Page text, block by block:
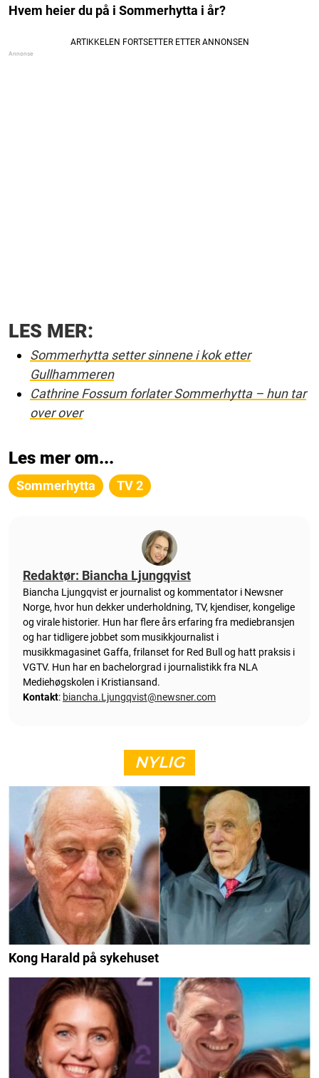
Hvem heier du på i Sommerhytta i år?
LES MER:
Sommerhytta setter sinnene i kok etter
Gullhammeren
Cathrine Fossum forlater Sommerhytta – hun tar
over over
Les mer om...
Sommerhytta TV 2
Redaktør: Biancha Ljungqvist
Biancha Ljungqvist er journalist og kommentator i Newsner
Norge, hvor hun dekker underholdning, TV, kjendiser, kongelige
og virale historier. Hun har flere års erfaring fra mediebransjen
og har tidligere jobbet som musikkjournalist i
musikkmagasinet Gaffa, frilanset for Red Bull og hatt praksis i
VGTV. Hun har en bachelorgrad i journalistikk fra NLA
Mediehøgskolen i Kristiansand.
Kontakt: biancha.Ljungqvist@newsner.com
NYLIG
Kong Harald på sykehuset